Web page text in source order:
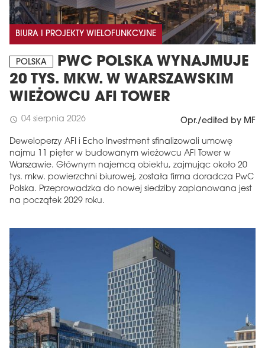
BIURA I PROJEKTY WIELOFUNKCYJNE
POLSKA
PWC POLSKA WYNAJMUJE
20 TYS. MKW. W WARSZAWSKIM
WIEŻOWCU AFI TOWER
schedule 04 sierpnia 2026 Opr./edited by MF
Deweloperzy AFI i Echo Investment sfinalizowali umowę
najmu 11 pięter w budowanym wieżowcu AFI Tower w
Warszawie. Głównym najemcą obiektu, zajmując około 20
tys. mkw. powierzchni biurowej, została firma doradcza PwC
Polska. Przeprowadzka do nowej siedziby zaplanowana jest
na początek 2029 roku.